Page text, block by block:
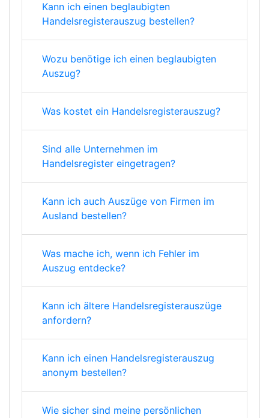
Kann ich einen beglaubigten
Handelsregisterauszug bestellen?
Wozu benötige ich einen beglaubigten
Auszug?
Was kostet ein Handelsregisterauszug?
Sind alle Unternehmen im
Handelsregister eingetragen?
Kann ich auch Auszüge von Firmen im
Ausland bestellen?
Was mache ich, wenn ich Fehler im
Auszug entdecke?
Kann ich ältere Handelsregisterauszüge
anfordern?
Kann ich einen Handelsregisterauszug
anonym bestellen?
Wie sicher sind meine persönlichen